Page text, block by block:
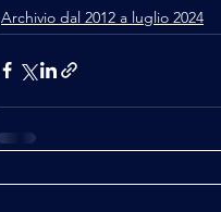
Archivio dal 2012 a luglio 2024